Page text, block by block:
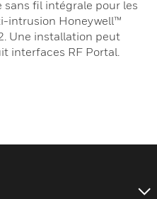
fil intégrale pour les
intrusion Honeywell™
Une installation peut
interfaces RF Portal.